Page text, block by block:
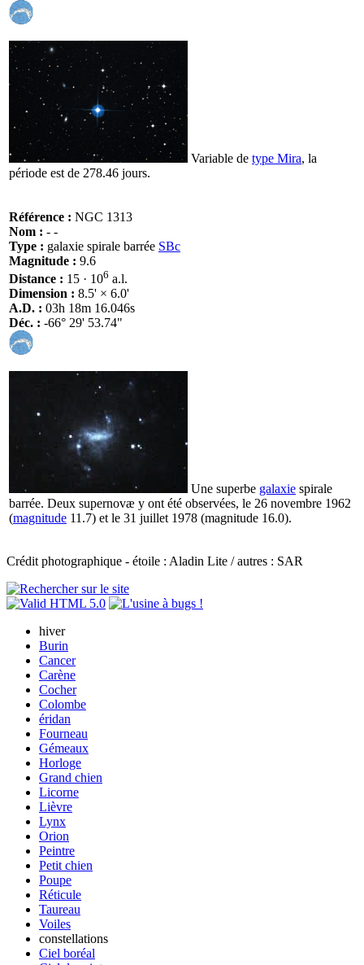
Variable de type Mira, la
période est de 278.46 jours.
Référence : NGC 1313
Nom : - -
Type : galaxie spirale barrée SBc
Magnitude : 9.6
Distance : 15 · 106 a.l.
Dimension : 8.5' × 6.0'
A.D. : 03h 18m 16.046s
Déc. : -66° 29' 53.74"
Une superbe galaxie spirale
barrée. Deux supernovæ y ont été observées, le 26 novembre 1962
(magnitude 11.7) et le 31 juillet 1978 (magnitude 16.0).
Crédit photographique - étoile : Aladin Lite / autres : SAR
hiver
Burin
Cancer
Carène
Cocher
Colombe
éridan
Fourneau
Gémeaux
Horloge
Grand chien
Licorne
Lièvre
Lynx
Orion
Peintre
Petit chien
Poupe
Réticule
Taureau
Voiles
constellations
Ciel boréal